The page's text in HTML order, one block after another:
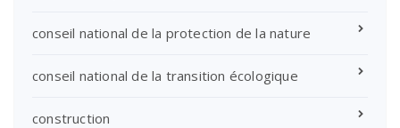
conseil national de la protection de la nature
conseil national de la transition écologique
construction